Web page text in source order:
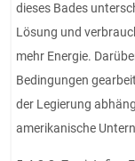
dieses Bades
Lösung und
mehr Energie.
Bedingungen
der Legierung
amerikanische